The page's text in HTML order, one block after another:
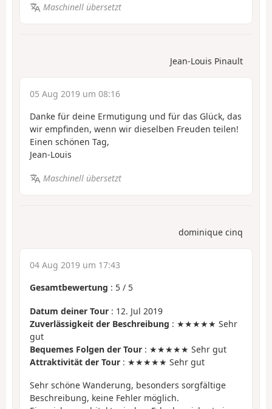
Maschinell übersetzt
Jean-Louis Pinault
05 Aug 2019 um 08:16
Danke für deine Ermutigung und für das Glück, das
wir empfinden, wenn wir dieselben Freuden teilen!
Einen schönen Tag,
Jean-Louis
Maschinell übersetzt
dominique cinq
04 Aug 2019 um 17:43
Gesamtbewertung : 5 / 5
Datum deiner Tour : 12. Jul 2019
Zuverlässigkeit der Beschreibung : ★★★★★ Sehr
gut
Bequemes Folgen der Tour : ★★★★★ Sehr gut
Attraktivität der Tour : ★★★★★ Sehr gut
Sehr schöne Wanderung, besonders sorgfältige
Beschreibung, keine Fehler möglich.